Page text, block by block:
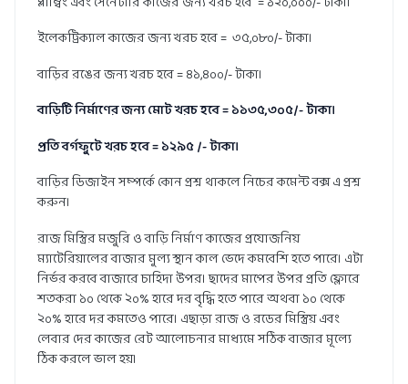
ইলেকট্রিক্যাল কাজের জন্য খরচ হবে = ৩৫,০৮০/- টাকা।
বাড়ির রঙের জন্য খরচ হবে = ৪১,৪০০/- টাকা।
বাড়িটি নির্মাণের জন্য মোট খরচ হবে = ১১৩৫,৩০৫/- টাকা।
প্রতি বর্গফুটে খরচ হবে = ১২৯৫ /- টাকা।
বাড়ির ডিজাইন সম্পর্কে কোন প্রশ্ন থাকলে নিচের কমেন্ট বক্স এ প্রশ্ন
করুন।
রাজ মিস্ত্রির মজুরি ও বাড়ি নির্মাণ কাজের প্রযোজনিয়
ম্যাটেরিয়ালের বাজার মুল্য স্থান কাল ভেদে কমবেশি হতে পারে। এটা
নির্ভর করবে বাজারে চাহিদা উপর। ছাদের মাপের উপর প্রতি ফ্লোরে
শতকরা ১০ থেকে ২০% হারে দর বৃদ্ধি হতে পারে অথবা ১০ থেকে
২০% হারে দর কমতেও পারে। এছাড়া রাজ ও রডের মিস্ত্রিয় এবং
লেবার দের কাজের রেট আলোচনার মাধ্যমে সঠিক বাজার মূল্যে
ঠিক করলে ভাল হয়।